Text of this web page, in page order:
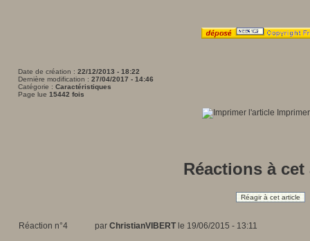
Date de création : 22/12/2013 - 18:22
Dernière modification : 27/04/2017 - 14:46
Catégorie : Caractéristiques
Page lue 15442 fois
Réactions à cet
Réagir à cet article
Réaction n°4 par ChristianVIBERTle 19/06/2015 - 13:11